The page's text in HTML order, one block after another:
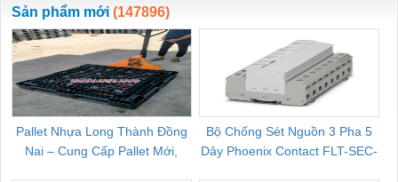
Sản phẩm mới (147896)
Pallet Nhựa Long Thành Đồng
Nai – Cung Cấp Pallet Mới,
Bộ Chống Sét Nguồn 3 Pha 5
Dây Phoenix Contact FLT-SEC-